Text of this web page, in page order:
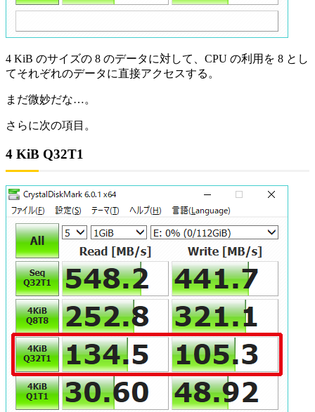
4 KiB のサイズの 8 のデータに対して、CPU の利用を 8 とし
てそれぞれのデータに直接アクセスする。
まだ微妙だな…。
さらに次の項目。
4 KiB Q32T1